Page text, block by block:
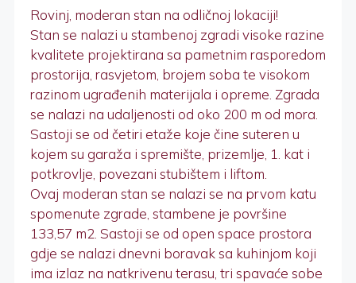
Rovinj, moderan stan na odličnoj lokaciji!
Stan se nalazi u stambenoj zgradi visoke razine
kvalitete projektirana sa pametnim rasporedom
prostorija, rasvjetom, brojem soba te visokom
razinom ugrađenih materijala i opreme. Zgrada
se nalazi na udaljenosti od oko 200 m od mora.
Sastoji se od četiri etaže koje čine suteren u
kojem su garaža i spremište, prizemlje, 1. kat i
potkrovlje, povezani stubištem i liftom.
Ovaj moderan stan se nalazi se na prvom katu
spomenute zgrade, stambene je površine
133,57 m2. Sastoji se od open space prostora
gdje se nalazi dnevni boravak sa kuhinjom koji
ima izlaz na natkrivenu terasu, tri spavaće sobe